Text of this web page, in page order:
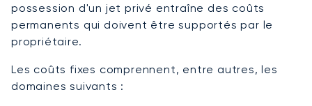
possession d'un jet privé entraîne des coûts
permanents qui doivent être supportés par le
propriétaire.
Les coûts fixes comprennent, entre autres, les
domaines suivants :